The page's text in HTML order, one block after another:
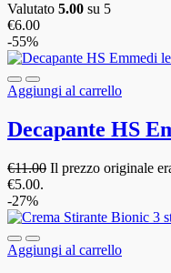
Valutato 5.00 su 5
€6.00
-55%
Aggiungi al carrello
Decapante HS
€11.00 Il prezzo originale
€5.00.
-27%
Aggiungi al carrello